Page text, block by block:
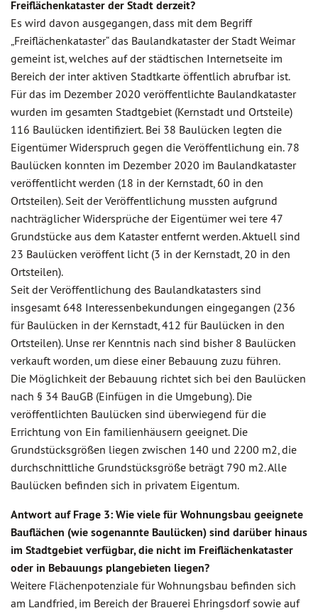
Freiflächenkataster der Stadt derzeit?
Es wird davon ausgegangen, dass mit dem Begriff
„Freiflächenkataster“ das Baulandkataster der Stadt Weimar
gemeint ist, welches auf der städtischen Internetseite im
Bereich der inter aktiven Stadtkarte öffentlich abrufbar ist.
Für das im Dezember 2020 veröffentlichte Baulandkataster
wurden im gesamten Stadtgebiet (Kernstadt und Ortsteile)
116 Baulücken identifiziert. Bei 38 Baulücken legten die
Eigentümer Widerspruch gegen die Veröffentlichung ein. 78
Baulücken konnten im Dezember 2020 im Baulandkataster
veröffentlicht werden (18 in der Kernstadt, 60 in den
Ortsteilen). Seit der Veröffentlichung mussten aufgrund
nachträglicher Widersprüche der Eigentümer wei tere 47
Grundstücke aus dem Kataster entfernt werden. Aktuell sind
23 Baulücken veröffent licht (3 in der Kernstadt, 20 in den
Ortsteilen).
Seit der Veröffentlichung des Baulandkatasters sind
insgesamt 648 Interessenbekundungen eingegangen (236
für Baulücken in der Kernstadt, 412 für Baulücken in den
Ortsteilen). Unse rer Kenntnis nach sind bisher 8 Baulücken
verkauft worden, um diese einer Bebauung zuzu führen.
Die Möglichkeit der Bebauung richtet sich bei den Baulücken
nach § 34 BauGB (Einfügen in die Umgebung). Die
veröffentlichten Baulücken sind überwiegend für die
Errichtung von Ein familienhäusern geeignet. Die
Grundstücksgrößen liegen zwischen 140 und 2200 m2, die
durchschnittliche Grundstücksgröße beträgt 790 m2. Alle
Baulücken befinden sich in privatem Eigentum.
Antwort auf Frage 3: Wie viele für Wohnungsbau geeignete
Bauflächen (wie sogenannte Baulücken) sind darüber hinaus
im Stadtgebiet verfügbar, die nicht im Freiflächenkataster
oder in Bebauungs plangebieten liegen?
Weitere Flächenpotenziale für Wohnungsbau befinden sich
am Landfried, im Bereich der Brauerei Ehringsdorf sowie auf